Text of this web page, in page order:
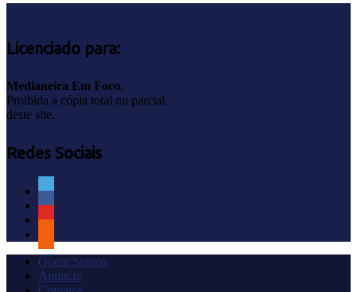
Licenciado para:
Medianeira Em Foco.
Proibida a cópia total ou parcial
deste site.
Redes Sociais
Quem Somos
Anuncie